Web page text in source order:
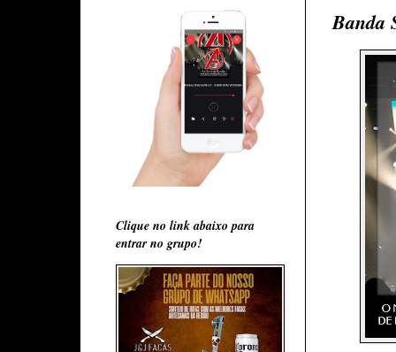
Banda
Clique no link abaixo para
entrar no grupo!